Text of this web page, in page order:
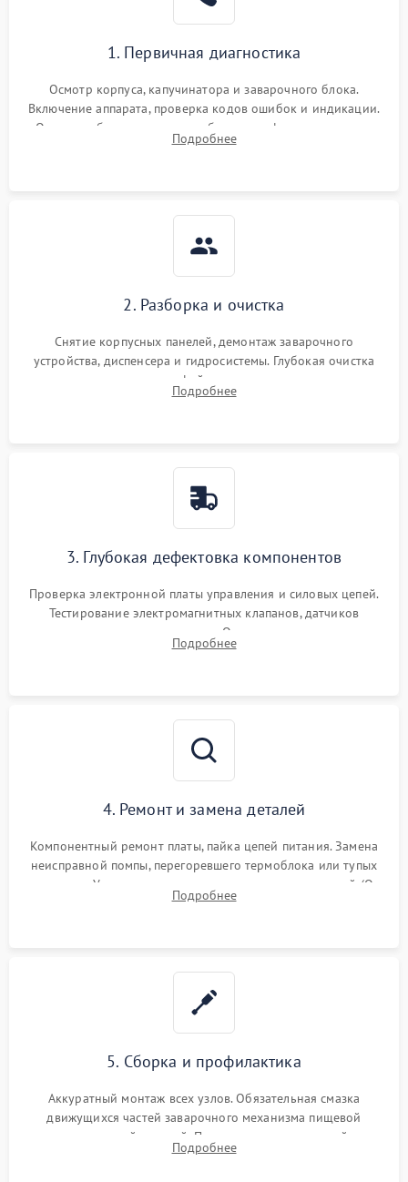
1. Первичная диагностика
Осмотр корпуса, капучинатора и заварочного блока.
Включение аппарата, проверка кодов ошибок и индикации.
Оценка работы помпы, термоблока и кофемолки на слух.
Измерение температуры и давления воды для выявления
Подробнее
2. Разборка и очистка
Снятие корпусных панелей, демонтаж заварочного
устройства, диспенсера и гидросистемы. Глубокая очистка
внутренних узлов от кофейных масел, жмыха и накипи.
Промывка дренажных каналов и фильтров с использованием
Подробнее
3. Глубокая дефектовка компонентов
Проверка электронной платы управления и силовых цепей.
Тестирование электромагнитных клапанов, датчиков
температуры и расходомера. Оценка степени износа
жерновов кофемолки, уплотнительных колец гидросистемы
Подробнее
4. Ремонт и замена деталей
Компонентный ремонт платы, пайка цепей питания. Замена
неисправной помпы, перегоревшего термоблока или тупых
жерновов. Установка новых силиконовых уплотнителей (O-
ring) и тефлоновых трубок для надежного устранения
Подробнее
5. Сборка и профилактика
Аккуратный монтаж всех узлов. Обязательная смазка
движущихся частей заварочного механизма пищевой
силиконовой смазкой. Проведение программной
декальцинации и очистки системы от кофейных масел.
Подробнее